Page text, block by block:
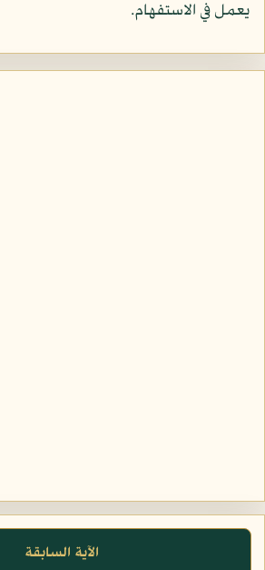
يعمل في الاستفهام.
الآية السابقة